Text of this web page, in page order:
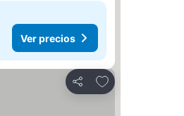
Ver precios
Compartir
Añadir a favoritos